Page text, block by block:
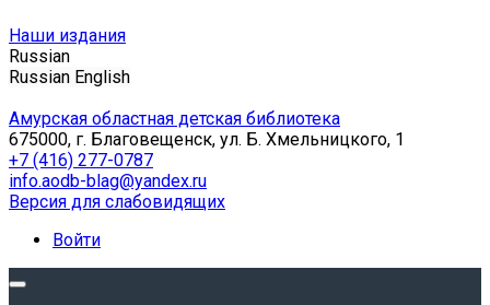
Наши издания
Russian
Russian English
Амурская областная детская библиотека
675000, г. Благовещенск, ул. Б. Хмельницкого, 1
+7 (416) 277-0787
info.aodb-blag@yandex.ru
Версия для слабовидящих
Войти